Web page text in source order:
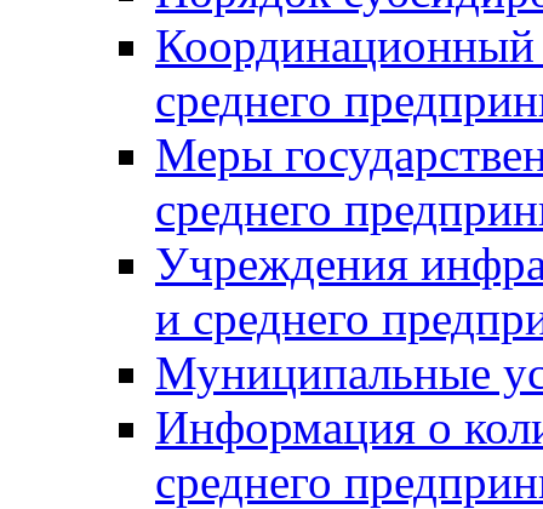
Координационный
среднего
Меры
среднего
Учреждения
и среднего
Муниципальные
Информация о
среднего